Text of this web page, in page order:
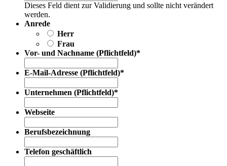
Dieses Feld dient zur Validierung und sollte nicht verändert
werden.
Anrede
Herr
Frau
Vor- und Nachname (Pflichtfeld)*
E-Mail-Adresse (Pflichtfeld)*
Unternehmen (Pflichtfeld)*
Webseite
Berufsbezeichnung
Telefon geschäftlich